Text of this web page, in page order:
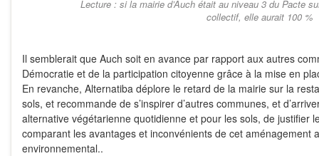
Lecture : si la mairie d’Auch était au niveau 3 du Pacte
collectif, elle aurait 100 %
Il semblerait que Auch soit en avance par rapport aux autres
Démocratie et de la participation citoyenne grâce à la mise en
En revanche, Alternatiba déplore le retard de la mairie sur la
sols, et recommande de s’inspirer d’autres communes, et
alternative végétarienne quotidienne et pour les sols, de justifier
comparant les avantages et inconvénients de cet aménagement
environnemental..